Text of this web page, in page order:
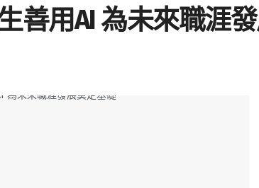
善用AI 為未來職涯